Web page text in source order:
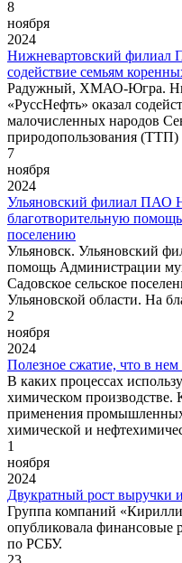
8
ноября
2024
Нижневартовский филиал
содействие семьям
Радужный, ХМАО-Югра.
«РуссНефть» оказал
малочисленных народов
природопользования
7
ноября
2024
Ульяновский филиал ПАО
благотворительную
поселению
Ульяновск. Ульяновский
помощь Администрации
Садовское сельское
Ульяновской области. На
2
ноября
2024
Полезное сжатие, что в нем
В каких процессах
химическом производстве.
применения
химической и
1
ноября
2024
Двукратный рост выручки
Группа компаний
опубликовала финансовые
по РСБУ.
23